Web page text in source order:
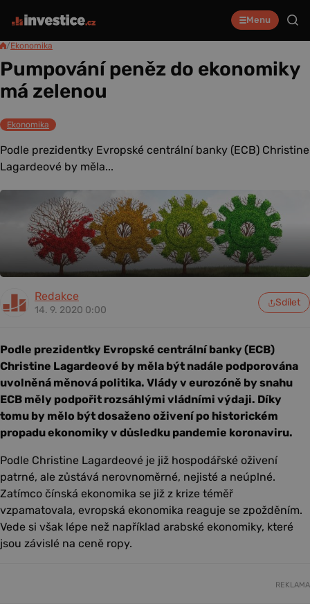
Menu
/Ekonomika
Pumpování peněz do ekonomiky
má zelenou
Ekonomika
Podle prezidentky Evropské centrální banky (ECB) Christine
Lagardeové by měla...
Redakce
14. 9. 2020 0:00
Sdílet
Podle prezidentky Evropské centrální banky (ECB)
Christine Lagardeové by měla být nadále podporována
uvolněná měnová politika. Vlády v eurozóně by snahu
ECB měly podpořit rozsáhlými vládními výdaji. Díky
tomu by mělo být dosaženo oživení po historickém
propadu ekonomiky v důsledku pandemie koronaviru.
Podle Christine Lagardeové je již hospodářské oživení
patrné, ale zůstává nerovnoměrné, nejisté a neúplné.
Zatímco čínská ekonomika se již z krize téměř
vzpamatovala, evropská ekonomika reaguje se zpožděním.
Vede si však lépe než například arabské ekonomiky, které
jsou závislé na ceně ropy.
REKLAMA